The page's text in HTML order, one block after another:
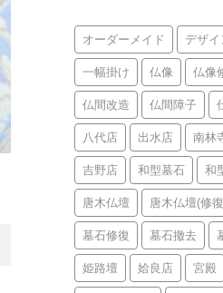
オーダーメイド デザ
一幅掛け 仏像 仏像
仏間改造 仏間障子
八代店 出水店 南林
吉野店 和型墓石 和
唐木仏壇 唐木仏壇(修
墓石修復 墓石撤去
姫路壇 姶良店 宮殿